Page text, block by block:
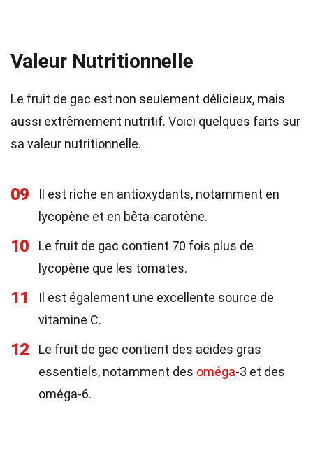
Valeur Nutritionnelle
Le fruit de gac est non seulement délicieux, mais
aussi extrêmement nutritif. Voici quelques faits sur
sa valeur nutritionnelle.
09
Il est riche en antioxydants, notamment en
lycopène et en bêta-carotène.
10
Le fruit de gac contient 70 fois plus de
lycopène que les tomates.
11
Il est également une excellente source de
vitamine C.
12
Le fruit de gac contient des acides gras
essentiels, notamment des oméga-3 et des
oméga-6.